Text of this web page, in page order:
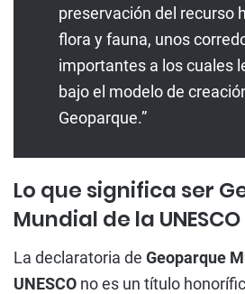
preservación del recurso
flora y fauna, unos
importantes a los cuales
bajo el modelo de
Geoparque.”
Lo que significa ser
Mundial de la UNESCO
La declaratoria de Geoparque
UNESCO no es un título